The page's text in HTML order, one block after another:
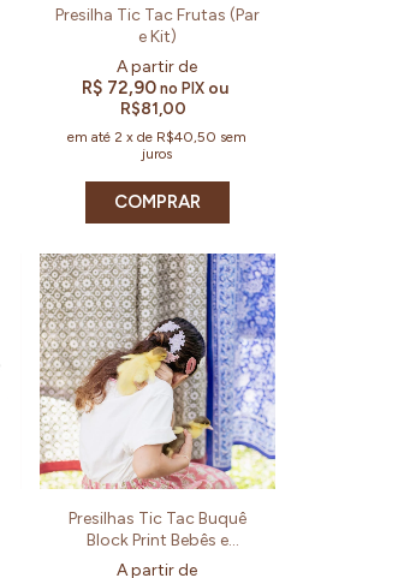
Presilha Tic Tac Frutas (Par
e Kit)
R$ 72,90no PIX ou
R$81,00
em até2 xde R$40,50 sem
juros
COMPRAR
Presilhas Tic Tac Buquê
Block Print Bebês e
Meninas(Kit e Par)